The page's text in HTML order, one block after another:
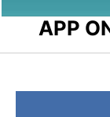
APP